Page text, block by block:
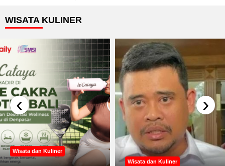
WISATA KULINER
Wisata dan Kuliner
Wisata dan Kuliner
‹ ›